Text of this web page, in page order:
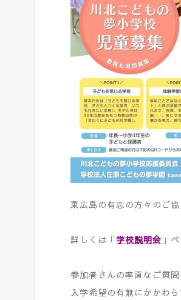
東広島の有志の方々のご
詳しくは「学校説明会 」
参加者さんの率直なご質
入学希望の有無にかかわ